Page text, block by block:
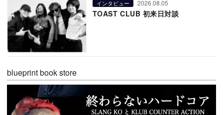
インタビュー 2026.08.05
TOAST CLUB 初来日対談
blueprint book store